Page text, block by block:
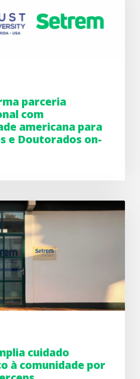
parceria
com
americana para
e Doutorados on-
cuidado
à comunidade por